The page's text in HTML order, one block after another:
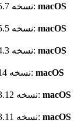
نسخه 3.5.7نیازمندی سیستم: macOS
نسخه 3.5.5نیازمندی سیستم: macOS
نسخه 3.4.3نیازمندی سیستم: macOS
نسخه 3.14نیازمندی سیستم: macOS
نسخه 3.3.12نیازمندی سیستم: macOS
نسخه 3.3.11نیازمندی سیستم: macOS